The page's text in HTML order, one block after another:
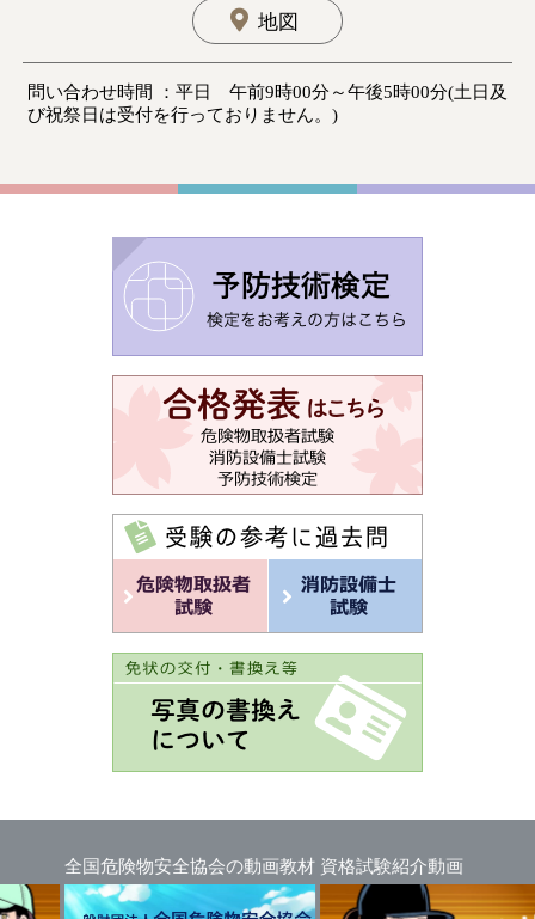
地図
問い合わせ時間 ：平日 午前9時00分～午後5時00分(土日及
び祝祭日は受付を行っておりません。)
物安全協会の動画教材 資格試験紹介動画